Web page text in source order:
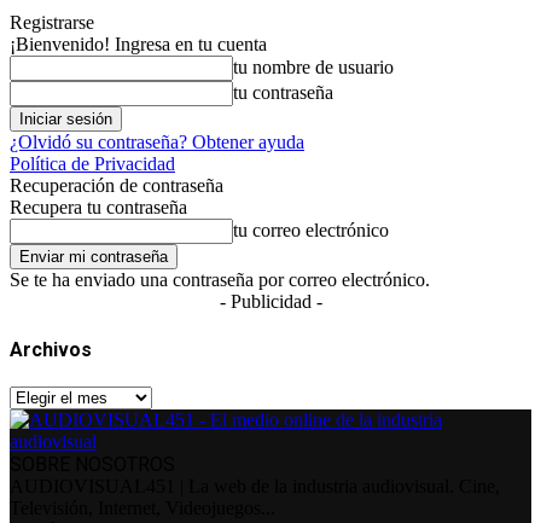
Registrarse
¡Bienvenido! Ingresa en tu cuenta
tu nombre de usuario
tu contraseña
¿Olvidó su contraseña? Obtener ayuda
Política de Privacidad
Recuperación de contraseña
Recupera tu contraseña
tu correo electrónico
Se te ha enviado una contraseña por correo electrónico.
- Publicidad -
Archivos
Archivos